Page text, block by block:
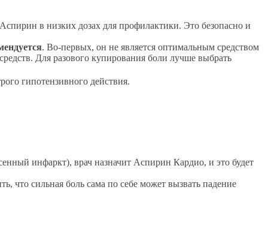
Аспирин в низких дозах для профилактики. Это безопасно и
. Во-первых, он не является оптимальным средством
Для разового купирования боли лучше выбрать
гипотензивного действия.
инфаркт), врач назначит Аспирин Кардио, и это будет
что сильная боль сама по себе может вызвать падение